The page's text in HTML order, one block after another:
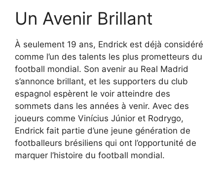
Un Avenir Brillant
À seulement 19 ans, Endrick est déjà considéré
comme l’un des talents les plus prometteurs du
football mondial. Son avenir au Real Madrid
s’annonce brillant, et les supporters du club
espagnol espèrent le voir atteindre des
sommets dans les années à venir. Avec des
joueurs comme Vinícius Júnior et Rodrygo,
Endrick fait partie d’une jeune génération de
footballeurs brésiliens qui ont l’opportunité de
marquer l’histoire du football mondial.